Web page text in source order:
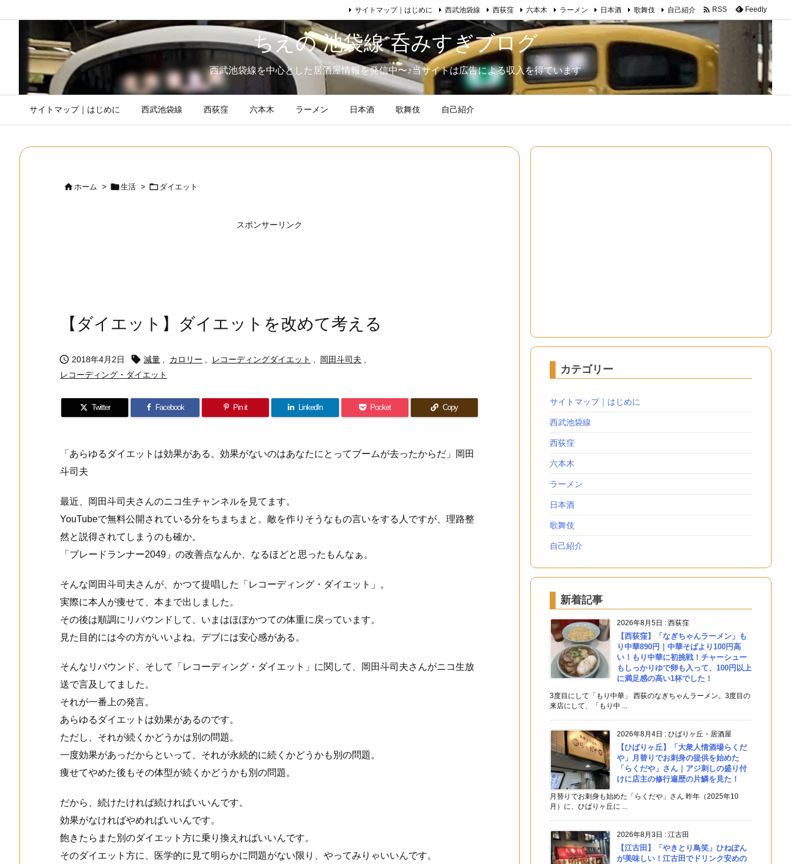
ちえの 池袋線 呑みすぎブログ
西武池袋線を中心とした居酒屋情報を発信中〜♪当サイトは広告による収入を得ています
サイトマップ｜はじめに 西武池袋線 西荻窪 六本木 ラーメン 日本酒 歌舞伎 自己紹介
サイトマップ｜はじめに 西武池袋線 西荻窪 六本木 ラーメン 日本酒 歌舞伎 自己紹介  RSS Feedly
ホーム > 生活 >  ダイエット
スポンサーリンク
【ダイエット】ダイエットを改めて考える
 2018年4月2日  減量 カロリー レコーディングダイエット 岡田斗司夫
レコーディング・ダイエット
Twitter Facebook Pin it LinkedIn Pocket Copy
「あらゆるダイエットは効果がある。効果がないのはあなたにとってブームが去ったからだ」岡田
斗司夫
最近、岡田斗司夫さんのニコ生チャンネルを見てます。
YouTubeで無料公開されている分をちまちまと。敵を作りそうなもの言いをする人ですが、理路整
然と説得されてしまうのも確か。
「ブレードランナー2049」の改善点なんか、なるほどと思ったもんなぁ。
そんな岡田斗司夫さんが、かつて提唱した「レコーディング・ダイエット」。
実際に本人が痩せて、本まで出しました。
その後は順調にリバウンドして、いまはほぼかつての体重に戻っています。
見た目的には今の方がいいよね。デブには安心感がある。
そんなリバウンド、そして「レコーディング・ダイエット」に関して、岡田斗司夫さんがニコ生放
送で言及してました。
それが一番上の発言。
あらゆるダイエットは効果があるのです。
ただし、それが続くかどうかは別の問題。
一度効果があっだからといって、それが永続的に続くかどうかも別の問題。
痩せてやめた後もその体型が続くかどうかも別の問題。
だから、続けたければ続ければいいんです。
効果がなければやめればいいんです。
飽きたらまた別のダイエット方に乗り換えればいいんです。
そのダイエット方に、医学的に見て明らかに問題がない限り、やってみりゃいいんです。
カテゴリー
サイトマップ｜はじめに
西武池袋線
西荻窪
六本木
ラーメン
日本酒
歌舞伎
自己紹介
新着記事
2026年8月5日 : 西荻窪
【西荻窪】「なぎちゃんラーメン」も
り中華890円｜中華そばより100円高
い！もり中華に初挑戦！チャーシュー
もしっかりゆで卵も入って、100円以上
に満足感の高い1杯でした！
3度目にして「もり中華」 西荻のなぎちゃんラーメン。3度目の
来店にして、「もり中 ...
2026年8月4日 : ひばりヶ丘・居酒屋
【ひばりヶ丘】「大衆人情酒場らくだ
や」月替りでお刺身の提供を始めた
「らくだや」さん｜アジ刺しの盛り付
けに店主の修行遍歴の片鱗を見た！
月替りでお刺身も始めた「らくだや」さん 昨年（2025年10
月）に、ひばりヶ丘に ...
2026年8月3日 : 江古田
【江古田】「やきとり鳥笑」ひねぽん
が美味しい！江古田でドリンク安めの